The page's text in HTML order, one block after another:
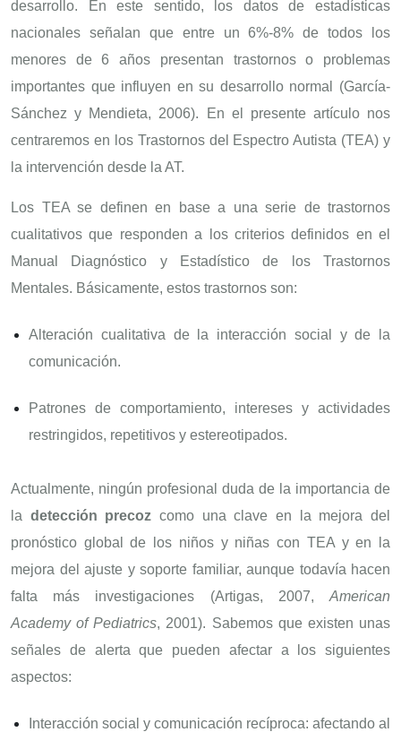
desarrollo. En este sentido, los datos de estadísticas
nacionales señalan que entre un 6%-8% de todos los
menores de 6 años presentan trastornos o problemas
importantes que influyen en su desarrollo normal (García-
Sánchez y Mendieta, 2006). En el presente artículo nos
centraremos en los Trastornos del Espectro Autista (TEA) y
la intervención desde la AT.
Los TEA se definen en base a una serie de trastornos
cualitativos que responden a los criterios definidos en el
Manual Diagnóstico y Estadístico de los Trastornos
Mentales. Básicamente, estos trastornos son:
Alteración cualitativa de la interacción social y de la
comunicación.
Patrones de comportamiento, intereses y actividades
restringidos, repetitivos y estereotipados.
Actualmente, ningún profesional duda de la importancia de
la detección precoz como una clave en la mejora del
pronóstico global de los niños y niñas con TEA y en la
mejora del ajuste y soporte familiar, aunque todavía hacen
falta más investigaciones (Artigas, 2007, American
Academy of Pediatrics, 2001). Sabemos que existen unas
señales de alerta que pueden afectar a los siguientes
aspectos:
Interacción social y comunicación recíproca: afectando al